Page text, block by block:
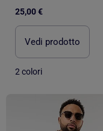
25,00 €
Vedi prodotto
2 colori